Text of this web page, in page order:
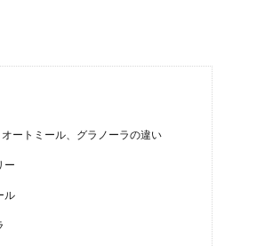
ートミール、グラノーラの違い
ー
ル